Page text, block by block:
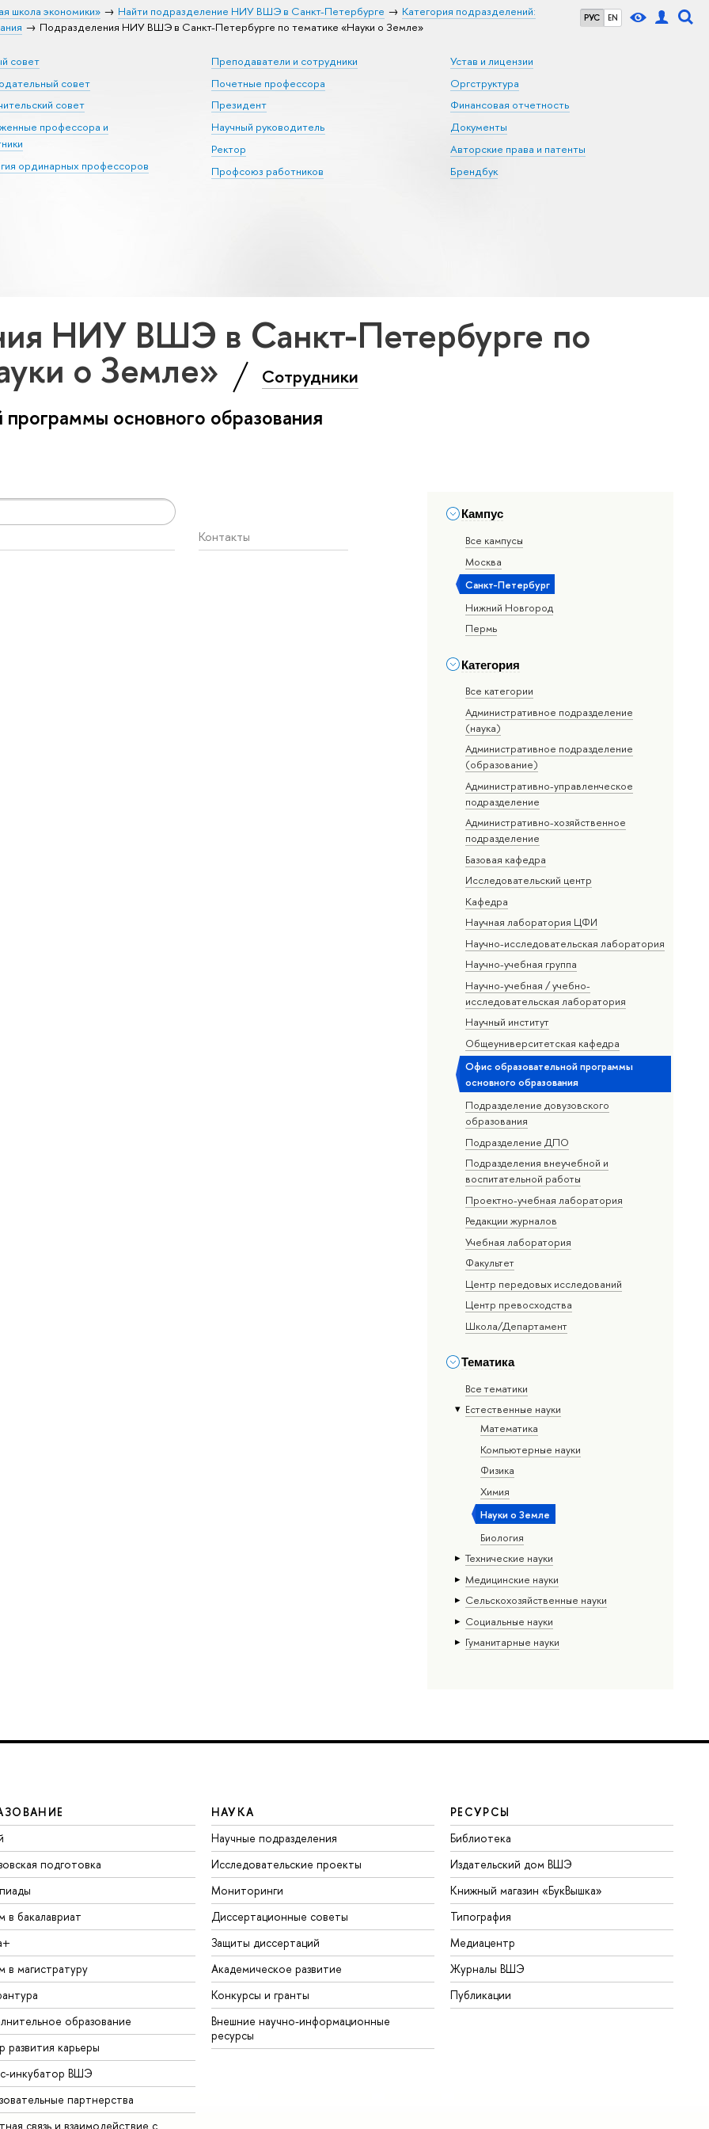
РУС EN
школа экономики» Найти подразделение НИУ ВШЭ в Санкт-Петербурге
Категория подразделений:
Подразделения НИУ ВШЭ в Санкт-Петербурге по тематике «Науки о Земле»
совет
совет
совет
профессора и
ординарных профессоров
Преподаватели и сотрудники
Почетные профессора
Президент
Научный руководитель
Ректор
Профсоюз работников
Устав и лицензии
Оргструктура
Финансовая отчетность
Документы
Авторские права и патенты
Брендбук
НИУ ВШЭ в Санкт-Петербурге по
о Земле» Сотрудники
основного образования
Кампус
Все кампусы
Москва
Санкт-Петербург
Нижний Новгород
Пермь
Категория
Все категории
Административное подразделение
(наука)
Административное подразделение
(образование)
Административно-управленческое
подразделение
Административно-хозяйственное
подразделение
Базовая кафедра
Исследовательский центр
Кафедра
Научная лаборатория ЦФИ
Научно-исследовательская лаборатория
Научно-учебная группа
Научно-учебная / учебно-
исследовательская лаборатория
Научный институт
Общеуниверситетская кафедра
Офис образовательной программы
основного образования
Подразделение довузовского
образования
Подразделение ДПО
Подразделения внеучебной и
воспитательной работы
Проектно-учебная лаборатория
Редакции журналов
Учебная лаборатория
Факультет
Центр передовых исследований
Центр превосходства
Школа/Департамент
Тематика
Все тематики
Естественные науки
Математика
Компьютерные науки
Физика
Химия
Науки о Земле
Биология
Тех­ничес­кие науки
Медицинские науки
Сельскохозяйственные науки
Социальные науки
Гуманитарные науки
Контакты
подготовка
в бакалавриат
в магистратуру
образование
развития карьеры
инкубатор ВШЭ
партнерства
связь и взаимодействие с
НАУКА
Научные подразделения
Исследовательские проекты
Мониторинги
Диссертационные советы
Защиты диссертаций
Академическое развитие
Конкурсы и гранты
Внешние научно-информационные
ресурсы
РЕСУРСЫ
Библиотека
Издательский дом ВШЭ
Книжный магазин «БукВышка»
Типография
Медиацентр
Журналы ВШЭ
Публикации